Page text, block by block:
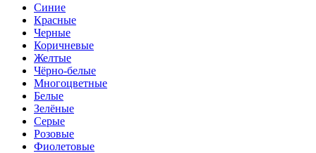
Синие
Красные
Черные
Коричневые
Желтые
Чёрно-белые
Многоцветные
Белые
Зелёные
Серые
Розовые
Фиолетовые